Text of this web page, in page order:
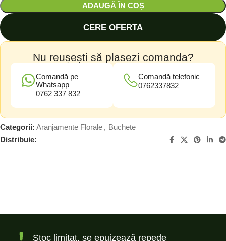
ADAUGĂ ÎN COȘ
CERE OFERTA
Nu reușești să plasezi comanda?
Comandă pe
Whatsapp
0762 337 832
Comandă telefonic
0762337832
Categorii: Aranjamente Florale, Buchete
Distribuie:
Stoc limitat, se epuizează repede